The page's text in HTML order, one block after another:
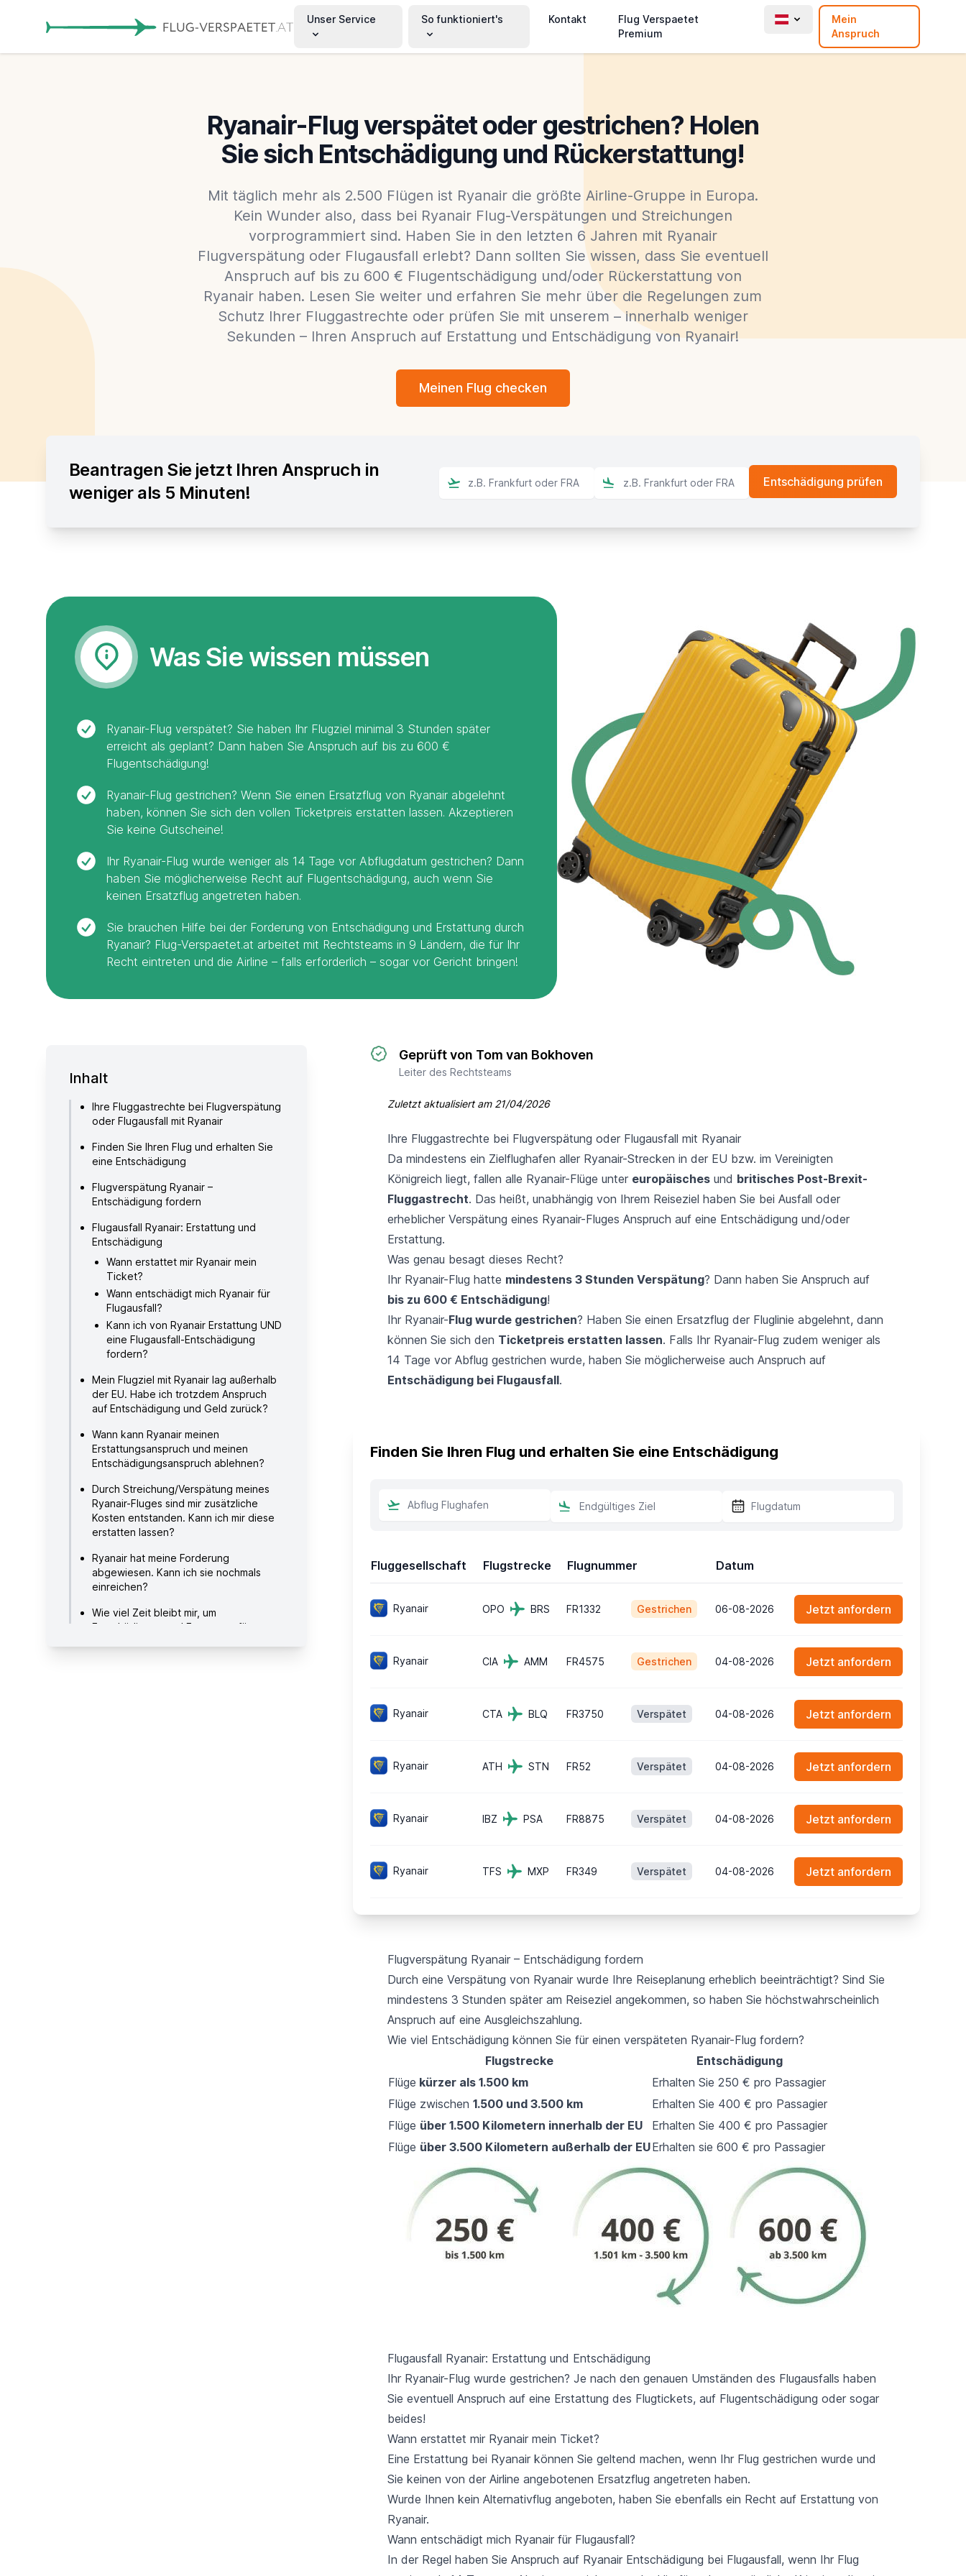
Unser Service So funktioniert's Kontakt
Flug Verspaetet
Premium
Mein
Anspruch
Ryanair-Flug verspätet oder gestrichen? Holen
Sie sich Entschädigung und Rückerstattung!
Mit täglich mehr als 2.500 Flügen ist Ryanair die größte Airline-Gruppe in Europa.
Kein Wunder also, dass bei Ryanair Flug-Verspätungen und Streichungen
vorprogrammiert sind. Haben Sie in den letzten 6 Jahren mit Ryanair
Flugverspätung oder Flugausfall erlebt? Dann sollten Sie wissen, dass Sie eventuell
Anspruch auf bis zu 600 € Flugentschädigung und/oder Rückerstattung von
Ryanair haben. Lesen Sie weiter und erfahren Sie mehr über die Regelungen zum
Schutz Ihrer Fluggastrechte oder prüfen Sie mit unserem – innerhalb weniger
Sekunden – Ihren Anspruch auf Erstattung und Entschädigung von Ryanair!
Meinen Flug checken
Beantragen Sie jetzt Ihren Anspruch in
weniger als 5 Minuten!
Was Sie wissen müssen
Ryanair-Flug verspätet? Sie haben Ihr Flugziel minimal 3 Stunden später
erreicht als geplant? Dann haben Sie Anspruch auf bis zu 600 €
Flugentschädigung!
Ryanair-Flug gestrichen? Wenn Sie einen Ersatzflug von Ryanair abgelehnt
haben, können Sie sich den vollen Ticketpreis erstatten lassen. Akzeptieren
Sie keine Gutscheine!
Ihr Ryanair-Flug wurde weniger als 14 Tage vor Abflugdatum gestrichen? Dann
haben Sie möglicherweise Recht auf Flugentschädigung, auch wenn Sie
keinen Ersatzflug angetreten haben.
Sie brauchen Hilfe bei der Forderung von Entschädigung und Erstattung durch
Ryanair? Flug-Verspaetet.at arbeitet mit Rechtsteams in 9 Ländern, die für Ihr
Recht eintreten und die Airline – falls erforderlich – sogar vor Gericht bringen!
Inhalt
Ihre Fluggastrechte bei Flugverspätung
oder Flugausfall mit Ryanair
Finden Sie Ihren Flug und erhalten Sie
eine Entschädigung
Flugverspätung Ryanair –
Entschädigung fordern
Flugausfall Ryanair: Erstattung und
Entschädigung
Wann erstattet mir Ryanair mein
Ticket?
Wann entschädigt mich Ryanair für
Flugausfall?
Kann ich von Ryanair Erstattung UND
eine Flugausfall-Entschädigung
fordern?
Mein Flugziel mit Ryanair lag außerhalb
der EU. Habe ich trotzdem Anspruch
auf Entschädigung und Geld zurück?
Wann kann Ryanair meinen
Erstattungsanspruch und meinen
Entschädigungsanspruch ablehnen?
Durch Streichung/Verspätung meines
Ryanair-Fluges sind mir zusätzliche
Kosten entstanden. Kann ich mir diese
erstatten lassen?
Ryanair hat meine Forderung
abgewiesen. Kann ich sie nochmals
einreichen?
Wie viel Zeit bleibt mir, um
Entschädigung und Erstattung für
Geprüft von Tom van Bokhoven
Leiter des Rechtsteams
Zuletzt aktualisiert am 21/04/2026
Ihre Fluggastrechte bei Flugverspätung oder Flugausfall mit Ryanair
Da mindestens ein Zielflughafen aller Ryanair-Strecken in der EU bzw. im Vereinigten
Königreich liegt, fallen alle Ryanair-Flüge unter europäischesund britisches Post-Brexit-
Fluggastrecht. Das heißt, unabhängig von Ihrem Reiseziel haben Sie bei Ausfall oder
erheblicher Verspätung eines Ryanair-Fluges Anspruch auf eine Entschädigung und/oder
Erstattung.
Was genau besagt dieses Recht?
Ihr Ryanair-Flug hatte mindestens 3 Stunden Verspätung? Dann haben Sie Anspruch auf
bis zu 600 € Entschädigung!
Ihr Ryanair-Flug wurde gestrichen? Haben Sie einen Ersatzflug der Fluglinie abgelehnt, dann
können Sie sich den Ticketpreis erstatten lassen. Falls Ihr Ryanair-Flug zudem weniger als
14 Tage vor Abflug gestrichen wurde, haben Sie möglicherweise auch Anspruch auf
Entschädigung bei Flugausfall.
Finden Sie Ihren Flug und erhalten Sie eine Entschädigung
Fluggesellschaft Flugstrecke Flugnummer Datum
Ryanair OPO BRS FR1332 Gestrichen 06-08-2026 Jetzt anfordern
Ryanair CIA AMM FR4575 Gestrichen 04-08-2026 Jetzt anfordern
Ryanair CTA BLQ FR3750 Verspätet 04-08-2026 Jetzt anfordern
Ryanair ATH STN FR52 Verspätet 04-08-2026 Jetzt anfordern
Ryanair IBZ PSA FR8875 Verspätet 04-08-2026 Jetzt anfordern
Ryanair TFS MXP FR349 Verspätet 04-08-2026 Jetzt anfordern
Flugverspätung Ryanair – Entschädigung fordern
Durch eine Verspätung von Ryanair wurde Ihre Reiseplanung erheblich beeinträchtigt? Sind Sie
mindestens 3 Stunden später am Reiseziel angekommen, so haben Sie höchstwahrscheinlich
Anspruch auf eine Ausgleichszahlung.
Wie viel Entschädigung können Sie für einen verspäteten Ryanair-Flug fordern?
Flugstrecke
Entschädigung
Flüge kürzer als 1.500 km
Erhalten Sie 250 € pro Passagier
Flüge zwischen 1.500 und 3.500 km
Erhalten Sie 400 € pro Passagier
Flüge über 1.500 Kilometern innerhalb der EU
Erhalten Sie 400 € pro Passagier
Flüge über 3.500 Kilometern außerhalb der EUErhalten sie 600 € pro Passagier
Flugausfall Ryanair: Erstattung und Entschädigung
Ihr Ryanair-Flug wurde gestrichen? Je nach den genauen Umständen des Flugausfalls haben
Sie eventuell Anspruch auf eine Erstattung des Flugtickets, auf Flugentschädigung oder sogar
beides!
Wann erstattet mir Ryanair mein Ticket?
Eine Erstattung bei Ryanair können Sie geltend machen, wenn Ihr Flug gestrichen wurde und
Sie keinen von der Airline angebotenen Ersatzflug angetreten haben.
Wurde Ihnen kein Alternativflug angeboten, haben Sie ebenfalls ein Recht auf Erstattung von
Ryanair.
Wann entschädigt mich Ryanair für Flugausfall?
In der Regel haben Sie Anspruch auf Ryanair Entschädigung bei Flugausfall, wenn Ihr Flug